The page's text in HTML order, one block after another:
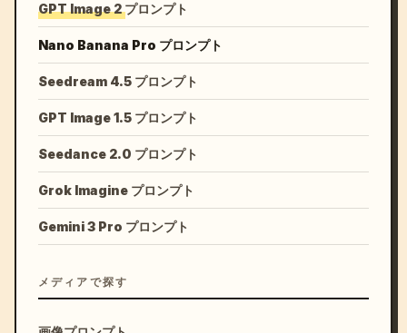
GPT Image 2 プロンプト
Nano Banana Pro プロンプト
Seedream 4.5 プロンプト
GPT Image 1.5 プロンプト
Seedance 2.0 プロンプト
Grok Imagine プロンプト
Gemini 3 Pro プロンプト
メディアで探す